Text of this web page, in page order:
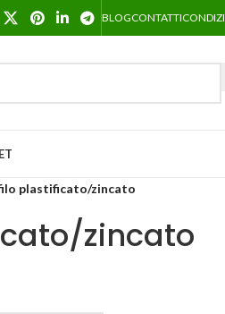
BLOGCONTATTI
plastificato/zincato
zincato